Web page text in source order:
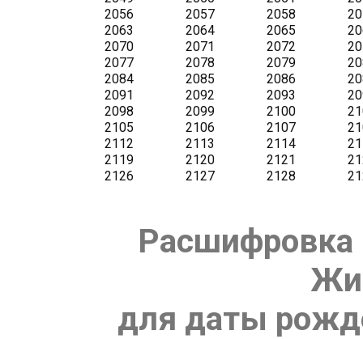
Расшифровка
для даты